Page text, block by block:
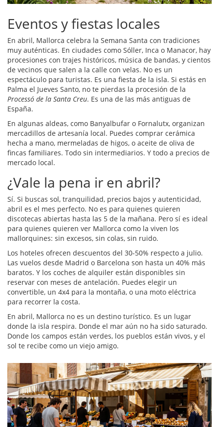
Eventos y fiestas locales
En abril, Mallorca celebra la Semana Santa con tradiciones
muy auténticas. En ciudades como Sóller, Inca o Manacor, hay
procesiones con trajes históricos, música de bandas, y cientos
de vecinos que salen a la calle con velas. No es un
espectáculo para turistas. Es una fiesta de la isla. Si estás en
Palma el Jueves Santo, no te pierdas la procesión de la
Processó de la Santa Creu. Es una de las más antiguas de
España.
En algunas aldeas, como Banyalbufar o Fornalutx, organizan
mercadillos de artesanía local. Puedes comprar cerámica
hecha a mano, mermeladas de higos, o aceite de oliva de
fincas familiares. Todo sin intermediarios. Y todo a precios de
mercado local.
¿Vale la pena ir en abril?
Sí. Si buscas sol, tranquilidad, precios bajos y autenticidad,
abril es el mes perfecto. No es para quienes quieren
discotecas abiertas hasta las 5 de la mañana. Pero sí es ideal
para quienes quieren ver Mallorca como la viven los
mallorquines: sin excesos, sin colas, sin ruido.
Los hoteles ofrecen descuentos del 30-50% respecto a julio.
Las vuelos desde Madrid o Barcelona son hasta un 40% más
baratos. Y los coches de alquiler están disponibles sin
reservar con meses de antelación. Puedes elegir un
convertible, un 4x4 para la montaña, o una moto eléctrica
para recorrer la costa.
En abril, Mallorca no es un destino turístico. Es un lugar
donde la isla respira. Donde el mar aún no ha sido saturado.
Donde los campos están verdes, los pueblos están vivos, y el
sol te recibe como un viejo amigo.